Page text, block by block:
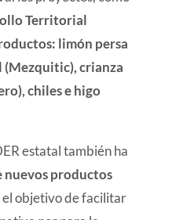
Territorial
limón persa
(Mezquitic), crianza
chiles e higo
estatal también ha
nuevos productos
el objetivo de facilitar